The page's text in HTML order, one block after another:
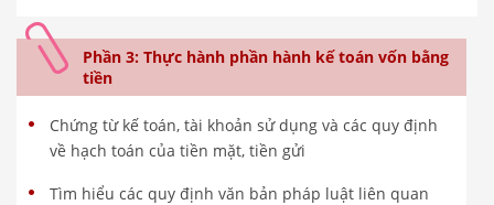
Phần 3: Thực hành phần hành kế toán vốn bằng
tiền
Chứng từ kế toán, tài khoản sử dụng và các quy định
về hạch toán của tiền mặt, tiền gửi
Tìm hiểu các quy định văn bản pháp luật liên quan